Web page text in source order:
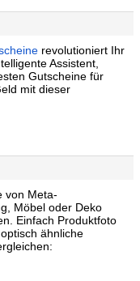
revolutioniert Ihr
Assistent,
Gutscheine für
mit dieser
von Meta-
Möbel oder Deko
Einfach Produktfoto
ähnliche